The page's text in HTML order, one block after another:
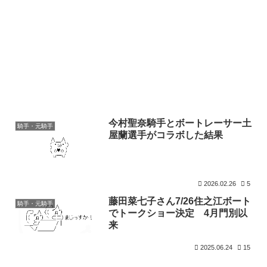
騎手・元騎手
今村聖奈騎手とボートレーサー土
屋蘭選手がコラボした結果
2026.02.26 5
騎手・元騎手
藤田菜七子さん7/26住之江ボート
でトークショー決定 4月門別以
来
2025.06.24 15